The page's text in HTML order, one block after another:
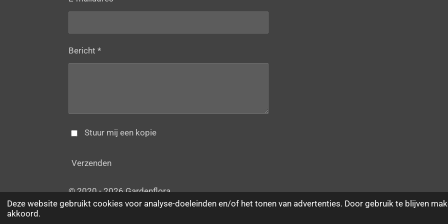
Deze website gebruikt cookies voor analyse-doeleinden en/of het tonen van advertenties. Door gebruik te blijven
akkoord.
Bericht *
Stuur mij een kopie
Verzenden
© 2020 - 2026 Gardenflora